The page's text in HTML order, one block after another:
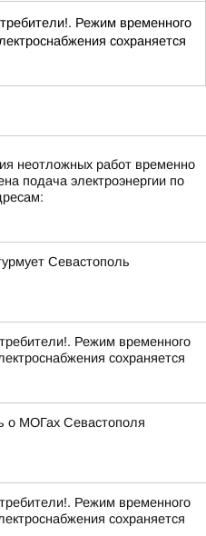
Режим временного
сохраняется
неотложных работ временно
подача электроэнергии по
Севастополь
Режим временного
сохраняется
о МОГах Севастополя
Режим временного
сохраняется